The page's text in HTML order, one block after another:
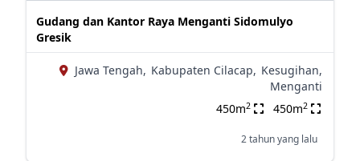
Gudang dan Kantor Raya Menganti Sidomulyo
Gresik
Jawa Tengah, Kabupaten Cilacap, Kesugihan,
Menganti
450m2 450m2
2 tahun yang lalu